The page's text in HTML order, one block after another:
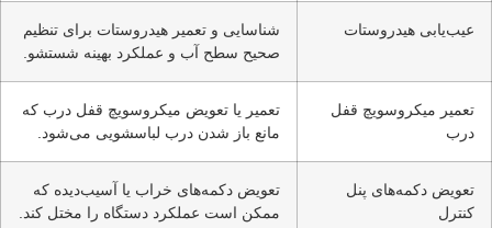
عیب‌یابی هیدروستات
شناسایی و تعمیر هیدروستات برای تنظیم
صحیح سطح آب و عملکرد بهینه شستشو.
تعمیر میکروسویچ قفل
درب
تعمیر یا تعویض میکروسویچ قفل درب که
مانع باز شدن درب لباسشویی می‌شود.
تعویض دکمه‌های پنل
کنترل
تعویض دکمه‌های خراب یا آسیب‌دیده که
ممکن است عملکرد دستگاه را مختل کند.